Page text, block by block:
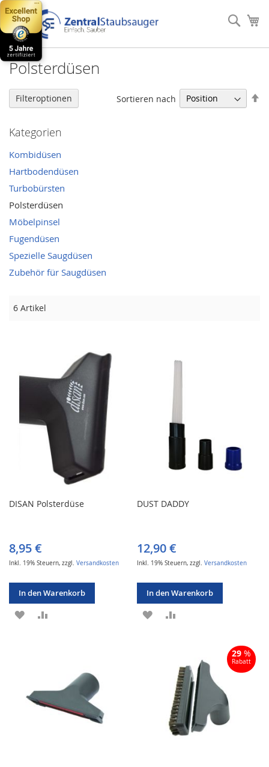
Direkt
zum
Inhalt
Polsterdüsen
6 Artikel
Sortieren nach
DISAN Polsterdüse
8,95 €
Inkl. 19% Steuern, zzgl. Versandkosten
In den Warenkorb
ZUR
DUST DADDY
12,90 €
Inkl. 19% Steuern,zzgl.Versandkosten
In den Warenkorb
ZUR
HINZUFÜGEN29 %
Rabatt
Kategorien
Kombidüsen
Hartbodendüsen
Turbobürsten
Polsterdüsen
Möbelpinsel
Fugendüsen
Spezielle Saugdüsen
Zubehör für Saugdüsen
Filteroptionen